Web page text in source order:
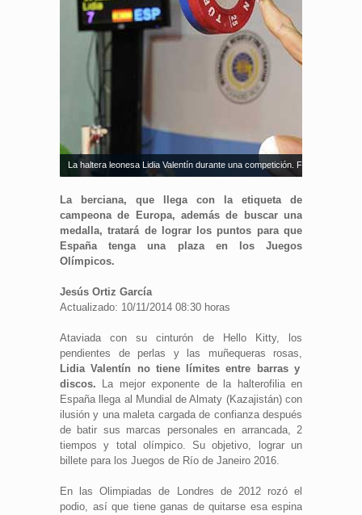
La haltera leonesa Lidia Valentín durante una competición. Fuente: AD
La berciana, que llega con la etiqueta de
campeona de Europa, además de buscar una
medalla, tratará de lograr los puntos para que
España tenga una plaza en los Juegos
Olímpicos.
Jesús Ortiz García
Actualizado: 10/11/2014 08:30 horas
Ataviada con su cinturón de Hello Kitty, los
pendientes de perlas y las muñequeras rosas,
Lidia Valentín no tiene límites entre barras y
discos. La mejor exponente de la halterofilia en
España llega al Mundial de Almaty (Kazajistán) con
ilusión y una maleta cargada de confianza después
de batir sus marcas personales en arrancada, 2
tiempos y total olímpico. Su objetivo, lograr un
billete para los Juegos de Río de Janeiro 2016.
En las Olimpiadas de Londres de 2012 rozó el
podio, así que tiene ganas de quitarse esa espina